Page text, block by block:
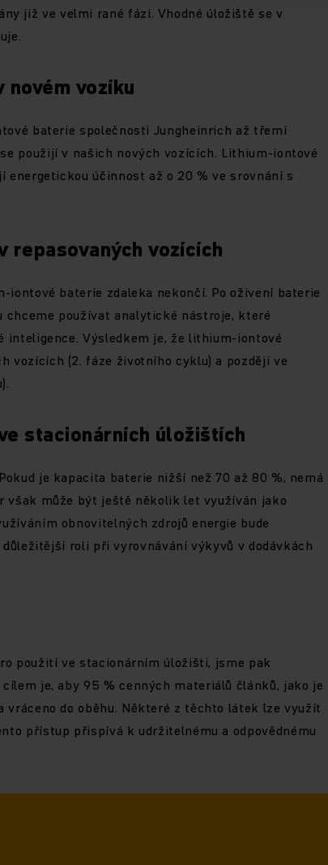
již ve velmi rané fázi. Vhodné úložiště se v
vozíku
baterie společnosti Jungheinrich až třemi
použijí v našich nových vozících. Lithium-iontové
účinnost až o 20 % ve srovnání s
repasovaných vozících
baterie zdaleka nekončí. Po oživení baterie
chceme používat analytické nástroje, které
Výsledkem je, že lithium-iontové
vozících (2. fáze životního cyklu) a později ve
stacionárních úložištích
je kapacita baterie nižší než 70 až 80 %, nemá
může být ještě několik let využíván jako
obnovitelných zdrojů energie bude
roli při vyrovnávání výkyvů v dodávkách
použití ve stacionárním úložišti, jsme pak
je, aby 95 % cenných materiálů článků, jako je
do oběhu. Některé z těchto látek lze využít
přístup přispívá k udržitelnému a odpovědnému